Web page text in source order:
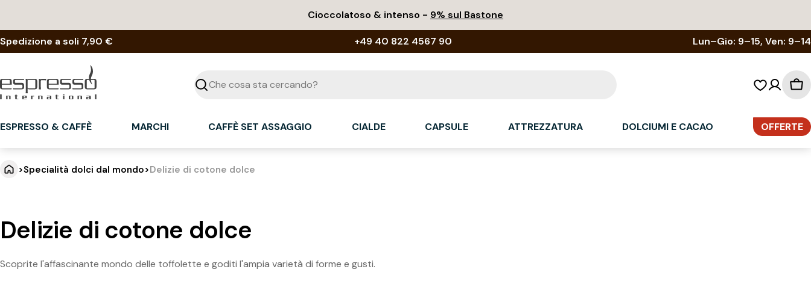
contenuto
Cioccolatoso & intenso - 9% sul Bastone
Spedizione a soli 7,90 € +49 40 822 4567 90 Lun–Gio: 9–15, Ven: 9–14
Cercare
ESPRESSO & CAFFÈ MARCHI CAFFÈ SET ASSAGGIO CIALDE CAPSULE ATTREZZATURA DOLCIUMI E CACAO OFFERTE
>Specialità dolci dal mondo>Delizie di cotone dolce
Delizie di cotone dolce
Scoprite l'affascinante mondo delle toffolette e goditi l'ampia varietà di forme e gusti.